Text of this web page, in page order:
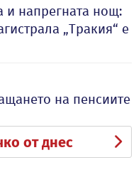
и напрегната нощ:
„Тракия“ е
на пенсиите
от днес